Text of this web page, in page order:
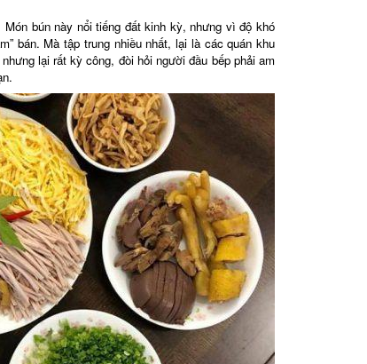
bún này nổi tiếng đất kinh kỳ, nhưng vì độ khó
bán. Mà tập trung nhiều nhất, lại là các quán khu
lại rất kỳ công, đòi hỏi người đầu bếp phải am